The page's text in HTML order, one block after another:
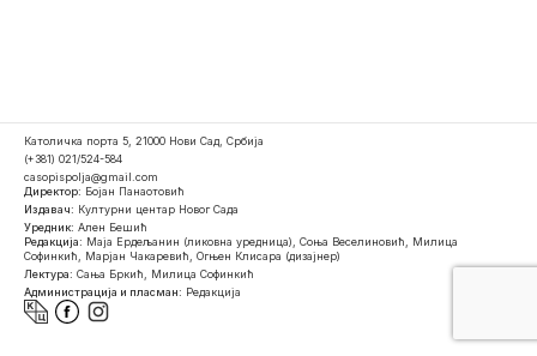
Католичка порта 5, 21000 Нови Сад, Србија
(+381) 021/524-584
casopispolja@gmail.com
Директор: Бојан Панаотовић
Издавач: Културни центар Новог Сада
Уредник: Ален Бешић
Редакција: Маја Ердељанин (ликовна уредница), Соња Веселиновић, Милица
Софинкић, Марјан Чакаревић, Огњен Клисара (дизајнер)
Лектура: Сања Бркић, Милица Софинкић
Администрација и пласман: Редакција